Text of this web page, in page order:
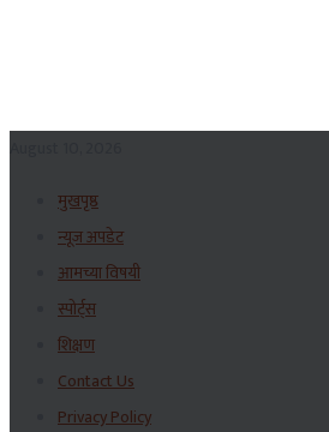
मुखपृष्ठ
न्यूज अपडेट
आमच्या विषयी
स्पोर्ट्स
शिक्षण
Contact Us
Privacy Policy